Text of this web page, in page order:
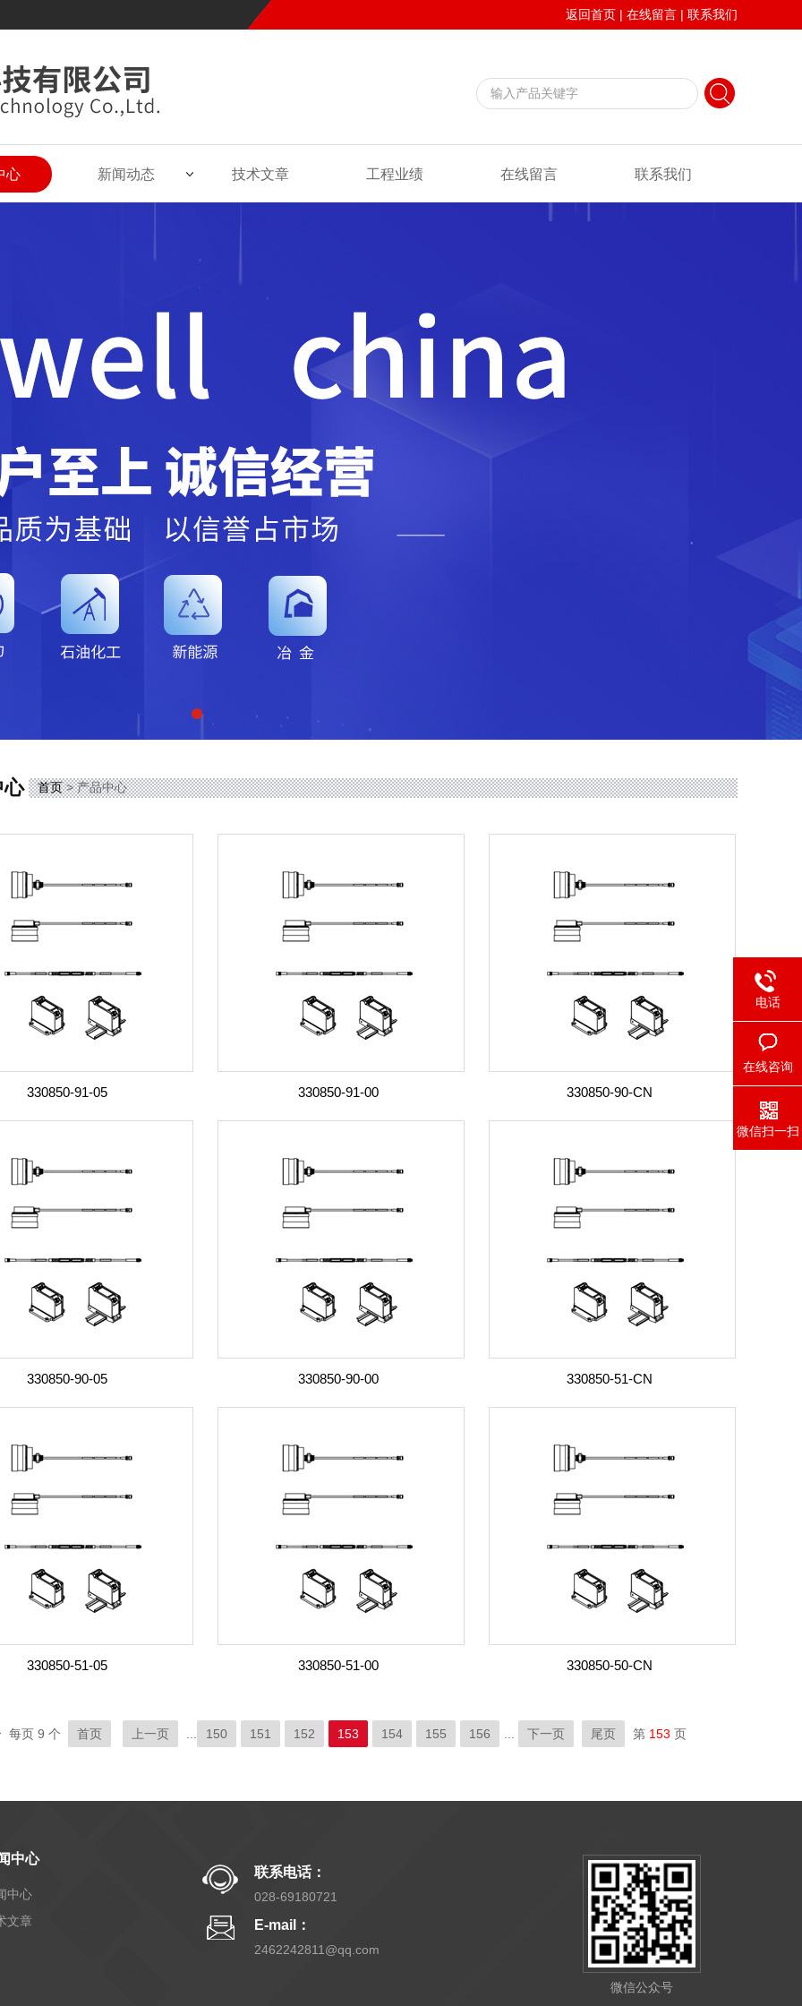
返回首页 | 在线留言 | 联系我们
心 新闻动态 技术文章 工程业绩 在线留言 联系我们
心 首页> 产品中心
330850-91-05 330850-91-00 330850-90-CN
330850-90-05 330850-90-00 330850-51-CN
330850-51-05 330850-51-00 330850-50-CN
每页 9 个 首页 上一页 150 151 152 153 154 155 156 下一页 尾页 第 153 页
中心
中心
文章
联系电话：
028-69180721
E-mail：
2462242811@qq.com
微信公众号
电话
在线咨询
微信扫一扫